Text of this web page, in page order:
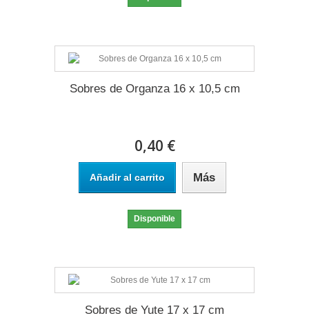
Sobres de Organza 16 x 10,5 cm
0,40 €
Añadir al carrito Más
Disponible
Sobres de Yute 17 x 17 cm